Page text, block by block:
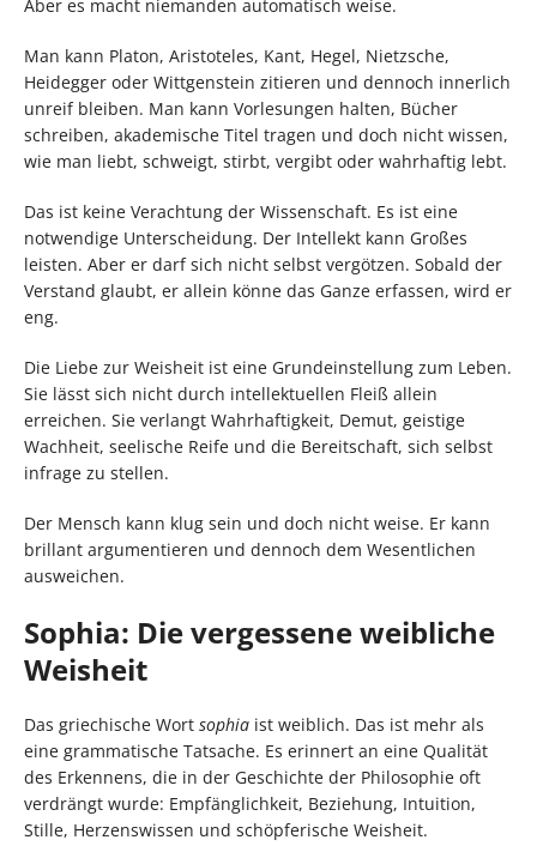
Aber es macht niemanden automatisch weise.
Man kann Platon, Aristoteles, Kant, Hegel, Nietzsche,
Heidegger oder Wittgenstein zitieren und dennoch innerlich
unreif bleiben. Man kann Vorlesungen halten, Bücher
schreiben, akademische Titel tragen und doch nicht wissen,
wie man liebt, schweigt, stirbt, vergibt oder wahrhaftig lebt.
Das ist keine Verachtung der Wissenschaft. Es ist eine
notwendige Unterscheidung. Der Intellekt kann Großes
leisten. Aber er darf sich nicht selbst vergötzen. Sobald der
Verstand glaubt, er allein könne das Ganze erfassen, wird er
eng.
Die Liebe zur Weisheit ist eine Grundeinstellung zum Leben.
Sie lässt sich nicht durch intellektuellen Fleiß allein
erreichen. Sie verlangt Wahrhaftigkeit, Demut, geistige
Wachheit, seelische Reife und die Bereitschaft, sich selbst
infrage zu stellen.
Der Mensch kann klug sein und doch nicht weise. Er kann
brillant argumentieren und dennoch dem Wesentlichen
ausweichen.
Sophia: Die vergessene weibliche
Weisheit
Das griechische Wort sophia ist weiblich. Das ist mehr als
eine grammatische Tatsache. Es erinnert an eine Qualität
des Erkennens, die in der Geschichte der Philosophie oft
verdrängt wurde: Empfänglichkeit, Beziehung, Intuition,
Stille, Herzenswissen und schöpferische Weisheit.